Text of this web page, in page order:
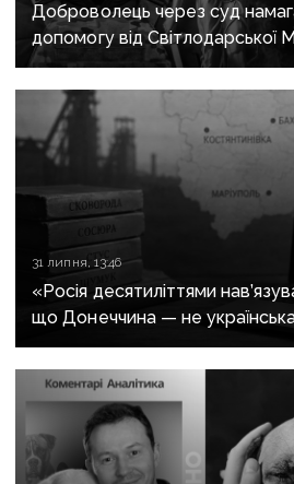
Доброволець через суд
допомогу від Світлодарської
руйнує довіру до влади
31 липня, 13:46
«Росія десятиліттями
що Донеччина — не
історію регіону зберуть в